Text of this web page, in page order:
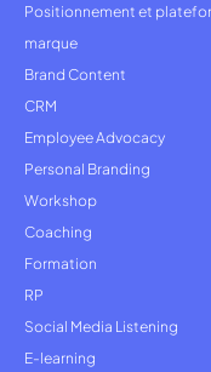
Positionnement et
marque
Brand Content
CRM
Employee Advocacy
Personal Branding
Workshop
Coaching
Formation
RP
Social Media Listening
E-learning